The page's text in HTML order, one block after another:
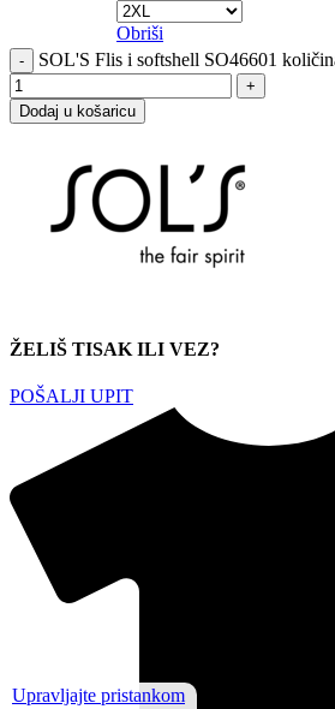
Obriši
SOL'S Flis i softshell SO46601
Dodaj u košaricu
ŽELIŠ TISAK ILI VEZ?
POŠALJI UPIT
Upravljajte pristankom